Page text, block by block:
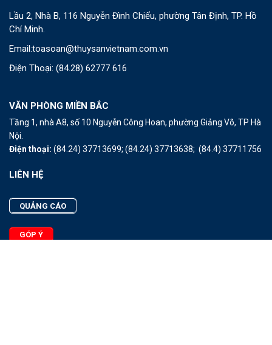
Lầu 2, Nhà B, 116 Nguyễn Đình Chiểu, phường Tân Định, TP. Hồ
Chí Minh.
Email:toasoan@thuysanvietnam.com.vn
Điện Thoại: (84.28) 62777 616
VĂN PHÒNG MIỀN BẮC
Tầng 1, nhà A8, số 10 Nguyễn Công Hoan, phường Giảng Võ, TP Hà
Nội.
Điện thoại: (84.24) 37713699; (84.24) 37713638; (84.4) 37711756
LIÊN HỆ
QUẢNG CÁO
GÓP Ý